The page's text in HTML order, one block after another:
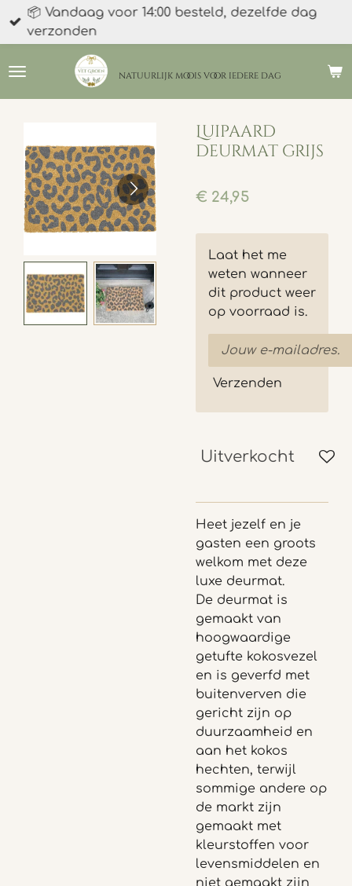
Ga
direct
de
natuurlijk moois voor iedere dag
📦 Vandaag voor 14:00 besteld, dezelfde dag
verzonden
Luipaard
deurmat grijs
€ 24,95
Laat het me
weten wanneer
dit product weer
op voorraad is.
Verzenden
Uitverkocht
Heet jezelf en je
gasten een groots
welkom met deze
luxe deurmat.
De deurmat is
gemaakt van
hoogwaardige
getufte kokosvezel
en is geverfd met
buitenverven die
gericht zijn op
duurzaamheid en
aan het kokos
hechten, terwijl
sommige andere op
de markt zijn
gemaakt met
kleurstoffen voor
levensmiddelen en
niet gemaakt zijn